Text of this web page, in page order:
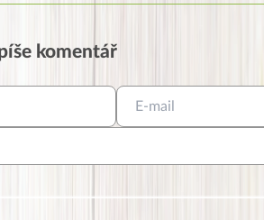
komentář